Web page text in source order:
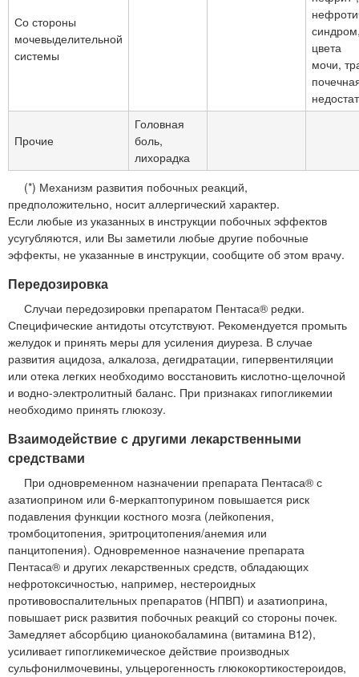
Со стороны
мочевыделительной
системы
цвета
мочи,
Прочие
Головная
боль,
лихорадка
(*) Механизм развития побочных реакций,
предположительно, носит аллергический характер.
Если любые из указанных в инструкции побочных эффектов
усугубляются, или Вы заметили любые другие побочные
эффекты, не указанные в инструкции, сообщите об этом врачу.
Передозировка
Случаи передозировки препаратом Пентаса® редки.
Специфические антидоты отсутствуют. Рекомендуется промыть
желудок и принять меры для усиления диуреза. В случае
развития ацидоза, алкалоза, дегидратации, гипервентиляции
или отека легких необходимо восстановить кислотно-щелочной
и водно-электролитный баланс. При признаках гипогликемии
необходимо принять глюкозу.
Взаимодействие с другими лекарственными
средствами
При одновременном назначении препарата Пентаса® с
азатиоприном или 6-меркаптопурином повышается риск
подавления функции костного мозга (лейкопения,
тромбоцитопения, эритроцитопения/анемия или
панцитопения). Одновременное назначение препарата
Пентаса® и других лекарственных средств, обладающих
нефротоксичностью, например, нестероидных
противовоспалительных препаратов (НПВП) и азатиоприна,
повышает риск развития побочных реакций со стороны почек.
Замедляет абсорбцию цианокобаламина (витамина В12),
усиливает гипогликемическое действие производных
сульфонилмочевины, ульцерогенность глюкокортикостероидов,